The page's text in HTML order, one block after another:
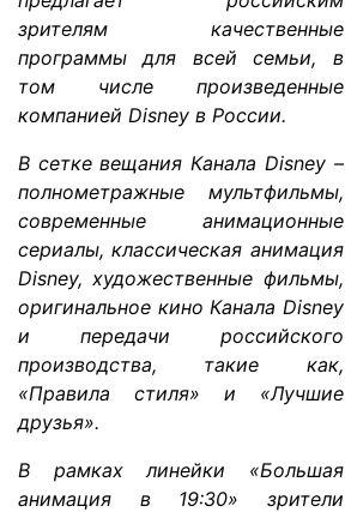
зрителям качественные
программы для всей семьи, в
том числе произведенные
компанией Disney в России.
В сетке вещания Канала Disney –
полнометражные мультфильмы,
современные анимационные
сериалы, классическая анимация
Disney, художественные фильмы,
оригинальное кино Канала Disney
и передачи российского
производства, такие как,
«Правила стиля» и «Лучшие
друзья».
В рамках линейки «Большая
анимация в 19:30» зрители